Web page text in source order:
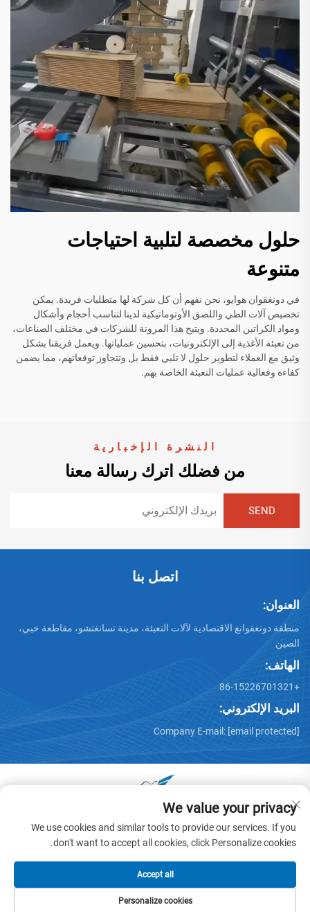
حلول مخصصة لتلبية احتياجات
متنوعة
في دونغقوان هوايو، نحن نفهم أن كل شركة لها متطلبات فريدة. يمكن
تخصيص آلات الطي واللصق الأوتوماتيكية لدينا لتناسب أحجام وأشكال
ومواد الكراتين المحددة. ويتيح هذا المرونة للشركات في مختلف الصناعات،
من تعبئة الأغذية إلى الإلكترونيات، بتحسين عملياتها. ويعمل فريقنا بشكل
وثيق مع العملاء لتطوير حلول لا تلبي فقط بل وتتجاوز توقعاتهم، مما يضمن
كفاءة وفعالية عمليات التعبئة الخاصة بهم.
النشرة الإخبارية
من فضلك اترك رسالة معنا
اتصل بنا
العنوان:
منطقة دونغقوانغ الاقتصادية لآلات التعبئة، مدينة تسانغتشو، مقاطعة خبي،
الصين
الهاتف:
+86-15226701321
البريد الإلكتروني:
Company E-mail: [email protected]
جميع الحقوق محفوظة © 2025 بواسطة دونغقوانغ هوايو عربة آلات
المحدودة -سياسة الخصوصية
We value your privacy
We use cookies and similar tools to provide our services. If you
don't want to accept all cookies, click Personalize cookies.
Personalize cookies
Accept all